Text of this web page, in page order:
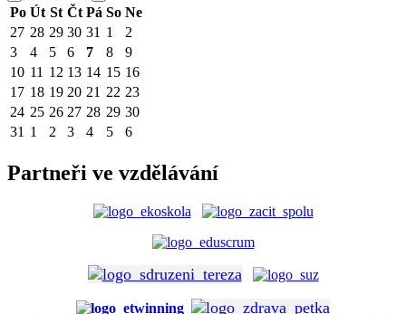
Po Út St Čt Pá So Ne
27 28 29 30 31 1
2
3
4 5 6 7 8
9
10 11 12 13 14 15 16
17 18 19 20 21 22 23
24 25 26 27 28 29 30
31 1 2 3 4 5 6
Partneři ve vzdělávání